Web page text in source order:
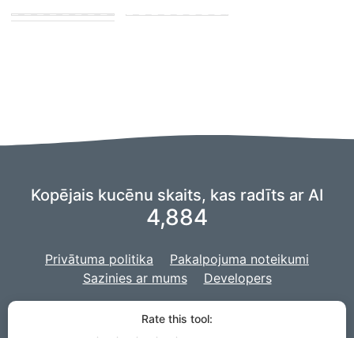
puppies
Kopējais kucēnu skaits, kas radīts ar AI
4,884
Privātuma politika
Pakalpojuma noteikumi
Sazinies ar mums
Developers
dakšiņu, lai darbinātu mūsu AI,
Rate this tool: